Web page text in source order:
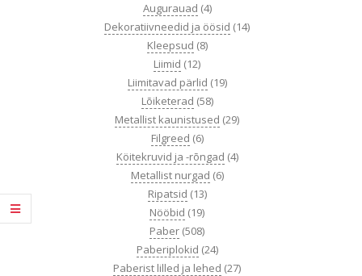
Augurauad (4)
Dekoratiivneedid ja öösid (14)
Kleepsud (8)
Liimid (12)
Liimitavad pärlid (19)
Lõiketerad (58)
Metallist kaunistused (29)
Filgreed (6)
Köitekruvid ja -rõngad (4)
Metallist nurgad (6)
Ripatsid (13)
Nööbid (19)
Paber (508)
Paberiplokid (24)
Paberist lilled ja lehed (27)